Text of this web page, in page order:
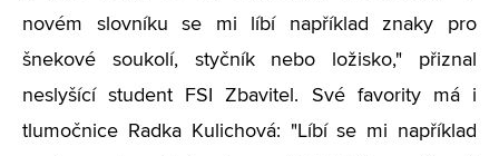
novém slovníku se mi líbí například znaky pro
šnekové soukolí, styčník nebo ložisko," přiznal
neslyšící student FSI Zbavitel. Své favority má i
tlumočnice Radka Kulichová: "Líbí se mi například